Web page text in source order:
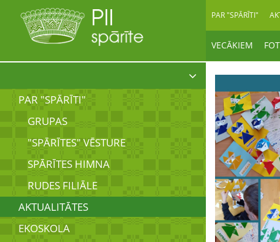
PAR "SPĀRĪTI"
VECĀKIEM
PAR "SPĀRĪTI"
GRUPAS
"SPĀRĪTES" VĒSTURE
SPĀRĪTES HIMNA
RUDES FILIĀLE
AKTUALITĀTES
EKOSKOLA